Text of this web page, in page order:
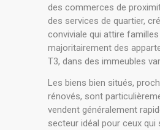
des commerces de
des services de quartier,
conviviale qui attire
majoritairement des
T3, dans des immeubles
Les biens bien situés,
rénovés, sont
vendent généralement
secteur idéal pour ceux